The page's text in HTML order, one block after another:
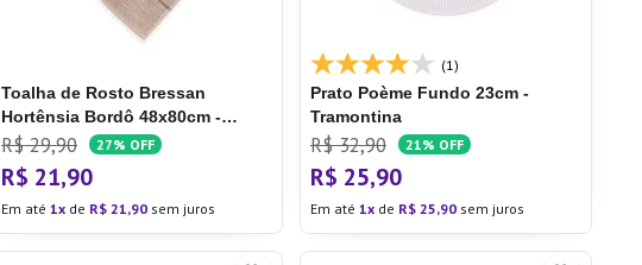
Toalha de Rosto Bressan
Hortênsia Bordô 48x80cm -
Karsten
R$ 29,90 27% OFF
R$ 21,90
Em até1 de R$ 21,90 sem juros
(1)
Prato Poème Fundo 23cm -
Tramontina
R$ 32,90 21% OFF
R$ 25,90
Em até 1 de R$ 25,90sem juros